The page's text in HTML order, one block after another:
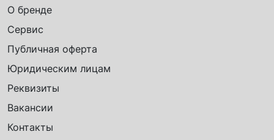
О бренде
Сервис
Публичная оферта
Юридическим лицам
Реквизиты
Вакансии
Контакты